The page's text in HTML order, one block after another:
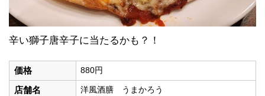
辛い獅子唐辛子に当たるかも？！
価格 880円
店舗名 洋風酒膳 うまかろう